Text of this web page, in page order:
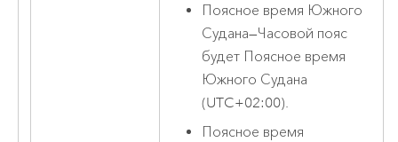
Поясное время Южного
Судана—Часовой пояс
будет Поясное время
Южного Судана
(UTC+02:00).
Поясное время